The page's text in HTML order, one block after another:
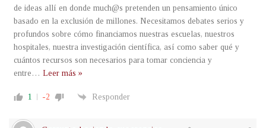
de ideas allí en donde much@s pretenden un pensamiento único
basado en la exclusión de millones. Necesitamos debates serios y
profundos sobre cómo financiamos nuestras escuelas, nuestros
hospitales, nuestra investigación científica, así como saber qué y
cuántos recursos son necesarios para tomar conciencia y
entre … Leer más »
1 -2 Responder